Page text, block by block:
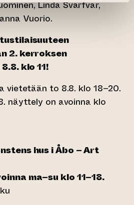
Linda Svarfvar,
Vuorio.
2. kerroksen
klo 11!
vietetään to 8.8. klo 18–20.
näyttely on avoinna klo
hus i Åbo – Art
ma–su klo 11–18.